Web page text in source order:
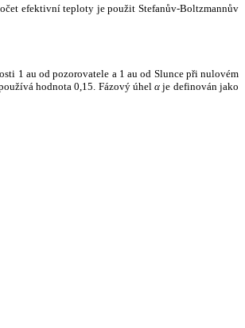
efektivní teploty je použit Stefanův-Boltzmannův
1 au od pozorovatele a 1 au od Slunce při nulovém
hodnota 0,15. Fázový úhelα je definován jako